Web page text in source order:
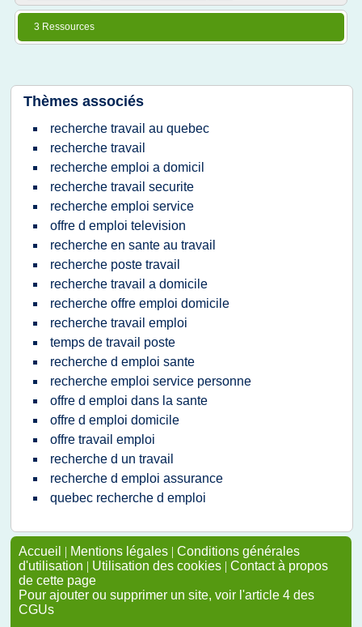
3 Ressources
Thèmes associés
recherche travail au quebec
recherche travail
recherche emploi a domicil
recherche travail securite
recherche emploi service
offre d emploi television
recherche en sante au travail
recherche poste travail
recherche travail a domicile
recherche offre emploi domicile
recherche travail emploi
temps de travail poste
recherche d emploi sante
recherche emploi service personne
offre d emploi dans la sante
offre d emploi domicile
offre travail emploi
recherche d un travail
recherche d emploi assurance
quebec recherche d emploi
Accueil | Mentions légales | Conditions générales
d'utilisation | Utilisation des cookies | Contact à propos
de cette page
Pour ajouter ou supprimer un site, voir l'article 4 des
CGUs